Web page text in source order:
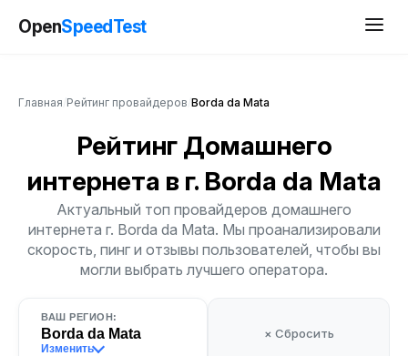
OpenSpeedTest
Главная Рейтинг провайдеров Borda da Mata
Рейтинг Домашнего
интернета в г. Borda da Mata
Актуальный топ провайдеров домашнего
интернета г. Borda da Mata. Мы проанализировали
скорость, пинг и отзывы пользователей, чтобы вы
могли выбрать лучшего оператора.
ВАШ РЕГИОН:
Borda da Mata
Изменить
× Сбросить